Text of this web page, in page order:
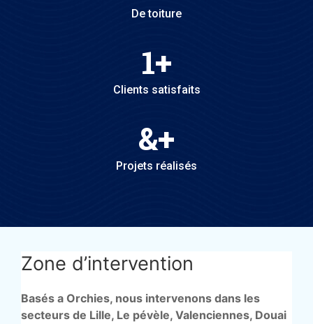
De toiture
1+
Clients satisfaits
&+
Projets réalisés
Zone d’intervention
Basés a Orchies, nous intervenons dans les
secteurs de Lille, Le pévèle, Valenciennes, Douai